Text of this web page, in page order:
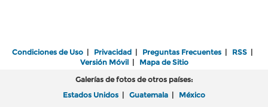
Condiciones de Uso | Privacidad | Preguntas Frecuentes | RSS |
Versión Móvil| Mapa de Sitio
Galerías de fotos de otros países:
Estados Unidos | Guatemala | México